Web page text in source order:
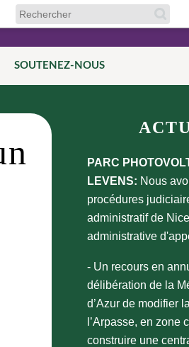
SOUTENEZ-NOUS
PARC
LEVENS: Nous
procédures
administratif de
administrative
- Un recours en
délibération de la
d’Azur de modifier
l’Arpasse, en zone
construire une